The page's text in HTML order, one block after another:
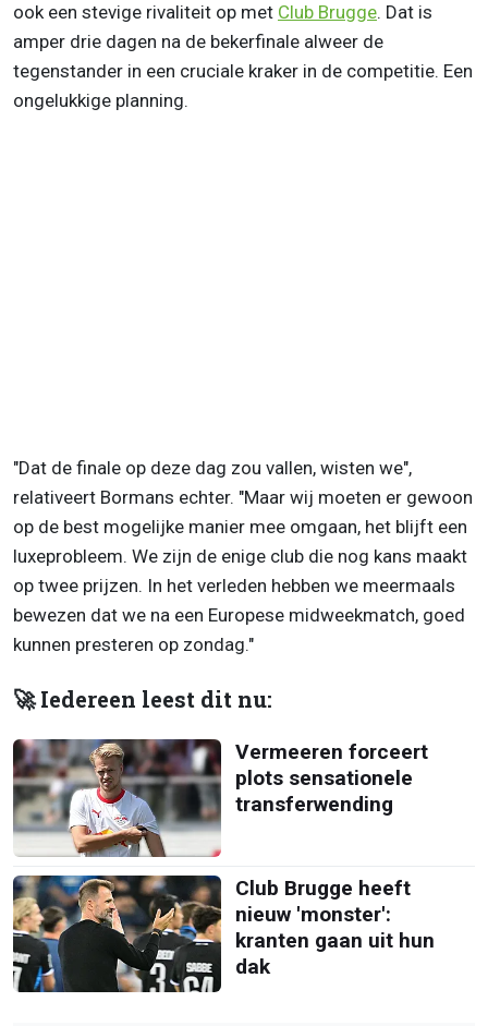
ook een stevige rivaliteit op met Club Brugge. Dat is
amper drie dagen na de bekerfinale alweer de
tegenstander in een cruciale kraker in de competitie. Een
ongelukkige planning.
"Dat de finale op deze dag zou vallen, wisten we",
relativeert Bormans echter. "Maar wij moeten er gewoon
op de best mogelijke manier mee omgaan, het blijft een
luxeprobleem. We zijn de enige club die nog kans maakt
op twee prijzen. In het verleden hebben we meermaals
bewezen dat we na een Europese midweekmatch, goed
kunnen presteren op zondag."
🚀 Iedereen leest dit nu:
Vermeeren forceert
plots sensationele
transferwending
Club Brugge heeft
nieuw 'monster':
kranten gaan uit hun
dak